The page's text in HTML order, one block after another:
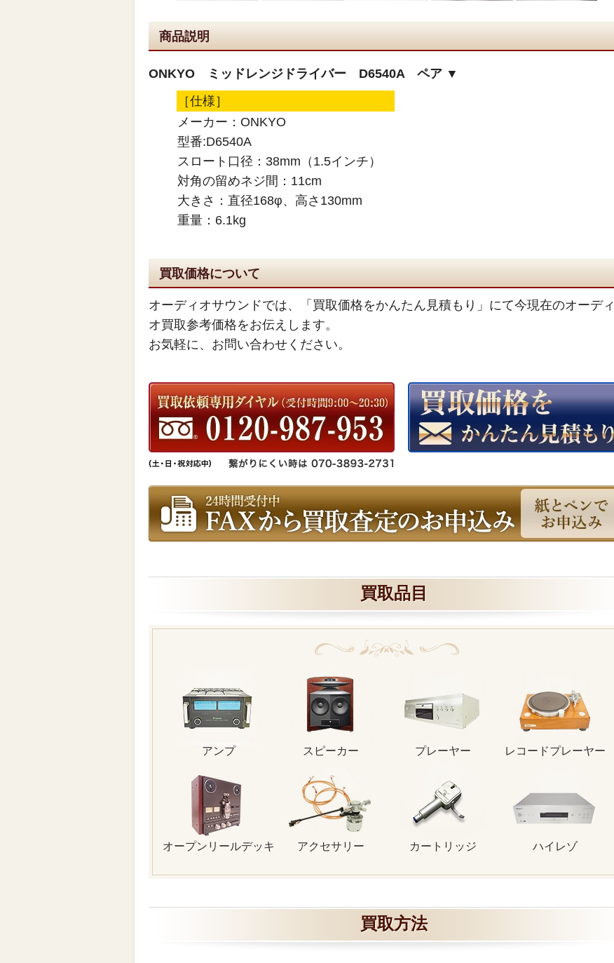
商品説明
ONKYO ミッドレンジドライバー D6540A ペア ▼
［仕様］
メーカー：ONKYO
型番:D6540A
スロート口径：38mm（1.5インチ）
対角の留めネジ間：11cm
大きさ：直径168φ、高さ130mm
重量：6.1kg
買取価格について
オーディオサウンドでは、「買取価格をかんたん見積もり」にて今現在のオーディ
オ買取参考価格をお伝えします。
お気軽に、お問い合わせください。
買取品目
アンプ スピーカー プレーヤー レコードプレーヤー
オープンリールデッキ アクセサリー カートリッジ ハイレゾ
買取方法